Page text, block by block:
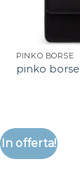
PINKO BORSE
pinko borse
In offerta!